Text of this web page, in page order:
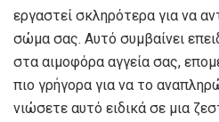
εργαστεί σκληρότερα για να
σώμα σας. Αυτό συμβαίνει
στα αιμοφόρα αγγεία σας,
πιο γρήγορα για να το
νιώσετε αυτό ειδικά σε μια